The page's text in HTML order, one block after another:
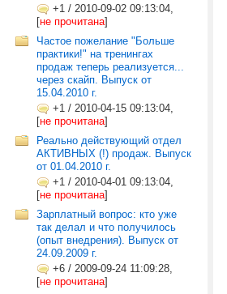
+1 / 2010-09-02 09:13:04,
[не прочитана]
Частое пожелание "Больше
практики!" на тренингах
продаж теперь реализуется...
через скайп. Выпуск от
15.04.2010 г.
+1 / 2010-04-15 09:13:04,
[не прочитана]
Реально действующий отдел
АКТИВНЫХ (!) продаж. Выпуск
от 01.04.2010 г.
+1 / 2010-04-01 09:13:04,
[не прочитана]
Зарплатный вопрос: кто уже
так делал и что получилось
(опыт внедрения). Выпуск от
24.09.2009 г.
+6 / 2009-09-24 11:09:28,
[не прочитана]